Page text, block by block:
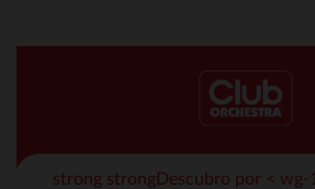
strong strongDescubro por < wg-